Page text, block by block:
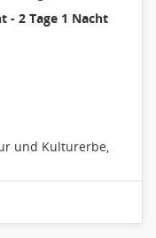
- 2 Tage 1 Nacht
und Kulturerbe,